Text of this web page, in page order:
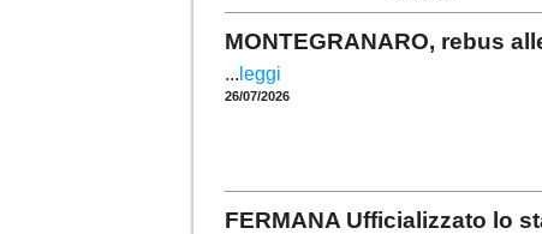
MONTEGRANARO, rebus
... leggi
26/07/2026
FERMANA Ufficializzato lo